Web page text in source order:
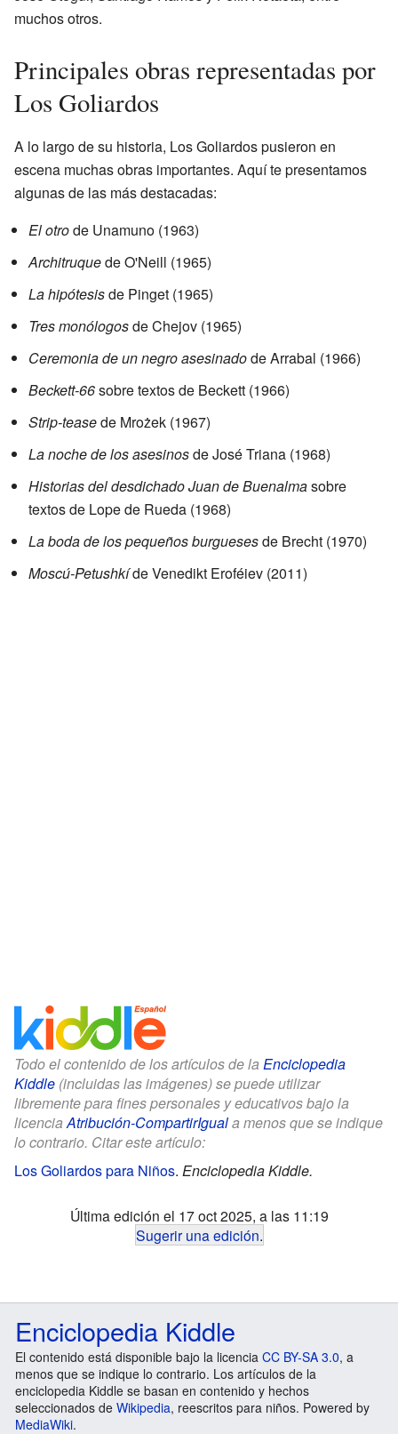
muchos otros.
Principales obras representadas por
Los Goliardos
A lo largo de su historia, Los Goliardos pusieron en
escena muchas obras importantes. Aquí te presentamos
algunas de las más destacadas:
El otrode Unamuno (1963)
Architruquede O'Neill (1965)
La hipótesisde Pinget (1965)
Tres monólogosde Chejov (1965)
Ceremonia de un negro asesinadode Arrabal (1966)
Beckett-66sobre textos de Beckett (1966)
Strip-teasede Mrożek (1967)
La noche de los asesinosde José Triana (1968)
Historias del desdichado Juan de Buenalmasobre
textos de Lope de Rueda (1968)
La boda de los pequeños burguesesde Brecht (1970)
Moscú-Petushkíde Venedikt Eroféiev (2011)
Todo el contenido de los artículos de la Enciclopedia
Kiddle (incluidas las imágenes) se puede utilizar
libremente para fines personales y educativos bajo la
licenciaAtribución-CompartirIguala menos que se indique
lo contrario. Citar este artículo:
Los Goliardos para Niños. Enciclopedia Kiddle.
Última edición el 17 oct 2025, a las 11:19
Sugerir una edición.
Enciclopedia Kiddle
El contenido está disponible bajo la licencia CC BY-SA 3.0, a
menos que se indique lo contrario. Los artículos de la
enciclopedia Kiddle se basan en contenido y hechos
seleccionados de Wikipedia, reescritos para niños. Powered by
MediaWiki.